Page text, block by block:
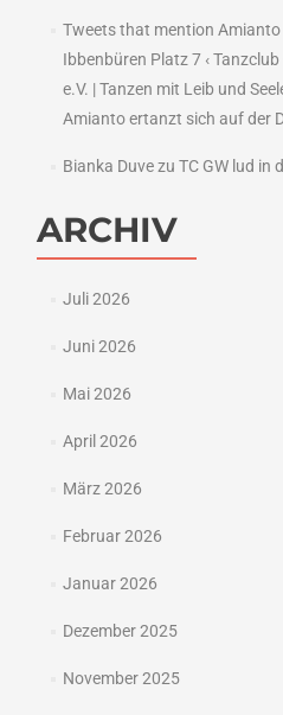
Tweets that mention
Ibbenbüren Platz 7 ‹
e.V. | Tanzen mit Leib und
Amianto ertanzt sich auf der
Bianka Duvezu TC GW lud in
ARCHIV
Juli 2026
Juni 2026
Mai 2026
April 2026
März 2026
Februar 2026
Januar 2026
Dezember 2025
November 2025